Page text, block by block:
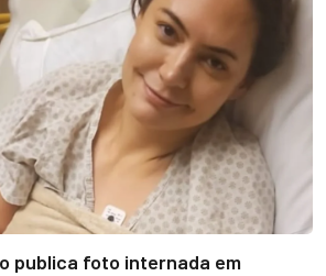
publica foto internada em